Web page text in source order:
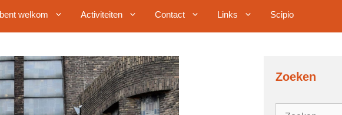
welkom Activiteiten Contact Links Scipio
Zoeken